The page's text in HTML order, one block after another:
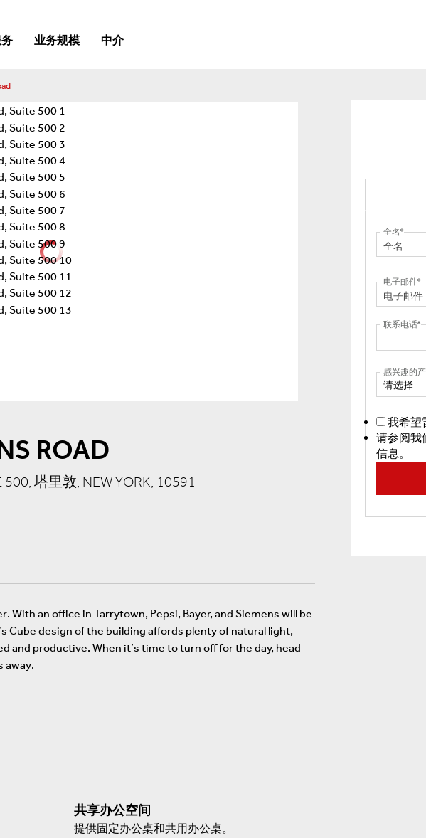
业务规模 中介
ROAD
500, 塔里敦, NEW YORK, 10591
With an office in Tarrytown, Pepsi, Bayer, and Siemens will be
Cube design of the building affords plenty of natural light,
and productive. When it’s time to turn off for the day, head
away.
共享办公空间
提供固定办公桌和共用办公桌。
全名
电子邮件
联系电话
感兴趣的
请选择
我希望
请参阅我
信息。